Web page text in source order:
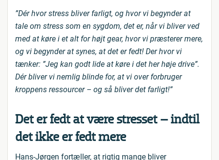
”Dér hvor stress bliver farligt, og hvor vi begynder at
tale om stress som en sygdom, det er, når vi bliver ved
med at køre i et alt for højt gear, hvor vi præsterer mere,
og vi begynder at synes, at det er fedt! Der hvor vi
tænker: ”Jeg kan godt lide at køre i det her høje drive”.
Dér bliver vi nemlig blinde for, at vi over forbruger
kroppens ressourcer – og så bliver det farligt!”
Det er fedt at være stresset – indtil
det ikke er fedt mere
Hans-Jørgen fortæller, at rigtig mange bliver